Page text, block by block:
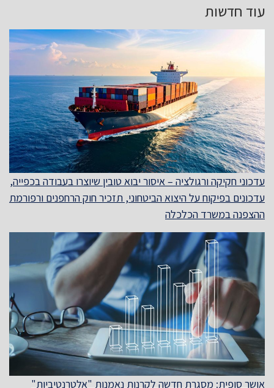
עוד חדשות
עדכוני חקיקה ורגולציה – איסור יבוא טובין שיוצרו בעבודה בכפייה,
עדכונים בפיקוח על היצוא הביטחוני, תזכיר חוק הרחפנים ורפורמת
ההצפנה במשרד הכלכלה
אושר סופית: מסגרת חדשה לקרנות נאמנות "אלטרנטיביות"